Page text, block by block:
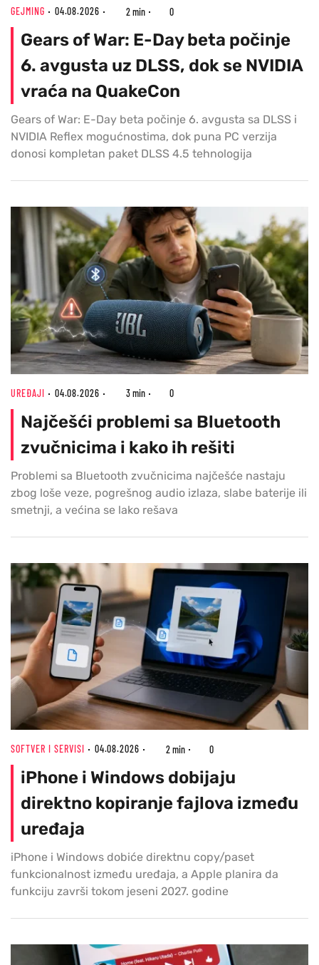
GEJMING 04.08.2026 2 min 0
Gears of War: E-Day beta počinje
6. avgusta uz DLSS, dok se NVIDIA
vraća na QuakeCon
Gears of War: E-Day beta počinje 6. avgusta sa DLSS i
NVIDIA Reflex mogućnostima, dok puna PC verzija
donosi kompletan paket DLSS 4.5 tehnologija
UREĐAJI 04.08.2026 3 min 0
Najčešći problemi sa Bluetooth
zvučnicima i kako ih rešiti
Problemi sa Bluetooth zvučnicima najčešće nastaju
zbog loše veze, pogrešnog audio izlaza, slabe baterije ili
smetnji, a većina se lako rešava
SOFTVER I SERVISI 04.08.2026 2 min 0
iPhone i Windows dobijaju
direktno kopiranje fajlova između
uređaja
iPhone i Windows dobiće direktnu copy/paset
funkcionalnost između uređaja, a Apple planira da
funkciju završi tokom jeseni 2027. godine